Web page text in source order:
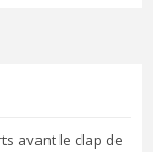
avant le clap de